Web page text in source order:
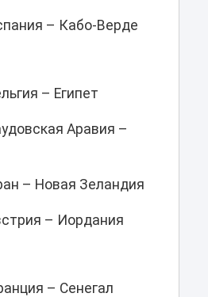
– Кабо-Верде
– Египет
Аравия –
– Новая Зеландия
– Иордания
– Сенегал